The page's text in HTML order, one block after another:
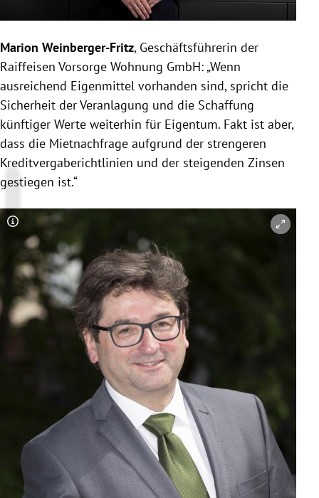
Marion Weinberger-Fritz, Geschäftsführerin der
Raiffeisen Vorsorge Wohnung GmbH: „Wenn
ausreichend Eigenmittel vorhanden sind, spricht die
Sicherheit der Veranlagung und die Schaffung
künftiger Werte weiterhin für Eigentum. Fakt ist aber,
dass die Mietnachfrage aufgrund der strengeren
Kreditvergaberichtlinien und der steigenden Zinsen
gestiegen ist.“
Copyright-Hinweis öffnen/schließen